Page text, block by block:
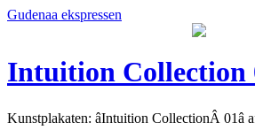
Gudenaa ekspressen
Intuition Collection
Kunstplakaten: âIntuition CollectionÂ